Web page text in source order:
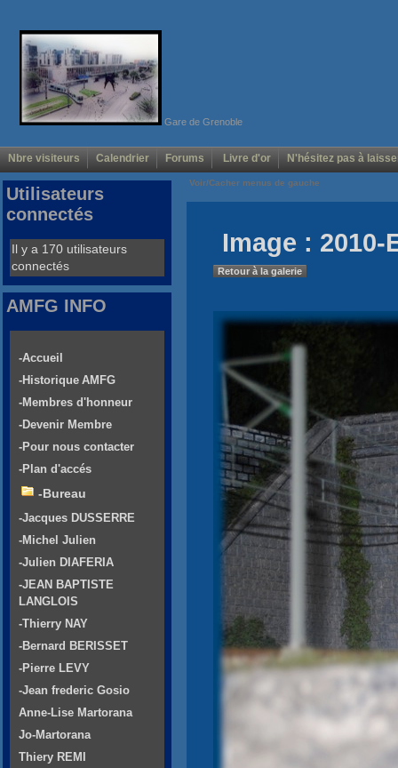
Gare de Grenoble
Nbre visiteurs Calendrier Forums Livre d'or N'hésitez pas à
Voir/Cacher menus de gauche
Image : 2010-
Retour à la galerie
Utilisateurs
connectés
Il y a 170 utilisateurs
connectés
AMFG INFO
-Accueil
-Historique AMFG
-Membres d'honneur
-Devenir Membre
-Pour nous contacter
-Plan d'accés
-Bureau
-Jacques DUSSERRE
-Michel Julien
-Julien DIAFERIA
-JEAN BAPTISTE
LANGLOIS
-Thierry NAY
-Bernard BERISSET
-Pierre LEVY
-Jean frederic Gosio
Anne-Lise Martorana
Jo-Martorana
Thiery REMI